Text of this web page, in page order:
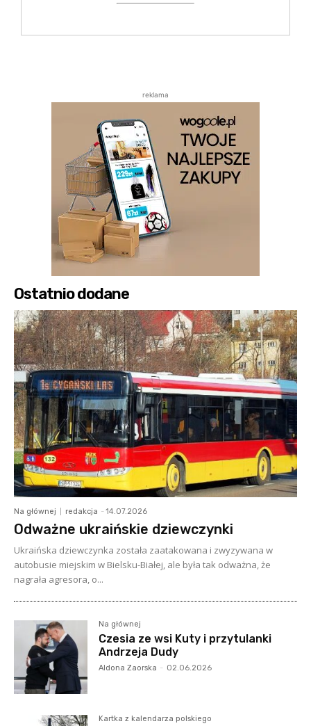
reklama
Ostatnio dodane
Na głównej redakcja - 14.07.2026
Odważne ukraińskie dziewczynki
Ukraińska dziewczynka została zaatakowana i zwyzywana w
autobusie miejskim w Bielsku-Białej, ale była tak odważna, że
nagrała agresora, o...
Na głównej
Czesia ze wsi Kuty i przytulanki
Andrzeja Dudy
Aldona Zaorska - 02.06.2026
Kartka z kalendarza polskiego